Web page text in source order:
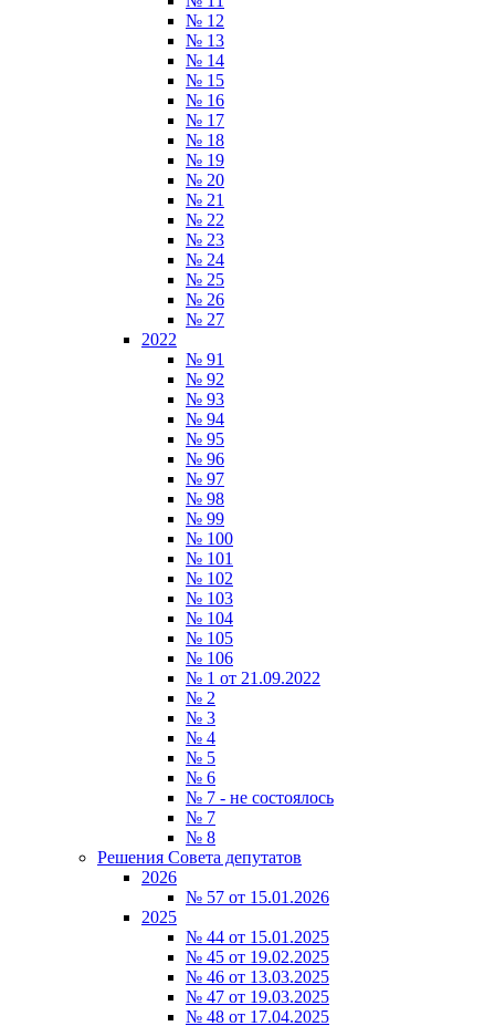
№ 12
№ 13
№ 14
№ 15
№ 16
№ 17
№ 18
№ 19
№ 20
№ 21
№ 22
№ 23
№ 24
№ 25
№ 26
№ 27
2022
№ 91
№ 92
№ 93
№ 94
№ 95
№ 96
№ 97
№ 98
№ 99
№ 100
№ 101
№ 102
№ 103
№ 104
№ 105
№ 106
№ 1 от 21.09.2022
№ 2
№ 3
№ 4
№ 5
№ 6
№ 7 - не состоялось
№ 7
№ 8
Решения Совета депутатов
2026
№ 57 от 15.01.2026
2025
№ 44 от 15.01.2025
№ 45 от 19.02.2025
№ 46 от 13.03.2025
№ 47 от 19.03.2025
№ 48 от 17.04.2025